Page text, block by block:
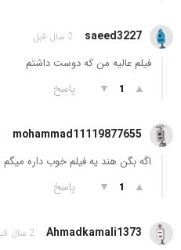
saeed3227 2 سال قبل
فیلم عالیه من که دوست داشتم
▲
1
▼ پاسخ
mohammad11119877655
اگه بگن هند یه فیلم خوب داره
▲
1
▼ پاسخ
Ahmadkamali1373 2 سال قبل